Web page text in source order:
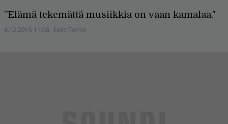
”Elämä tekemättä musiikkia on vaan kamalaa."
4.12.2015 11:06 Eero Tarmo